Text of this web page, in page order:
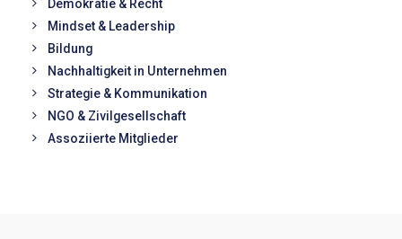
Demokratie & Recht
Mindset & Leadership
Bildung
Nachhaltigkeit in Unternehmen
Strategie & Kommunikation
NGO & Zivilgesellschaft
Assoziierte Mitglieder